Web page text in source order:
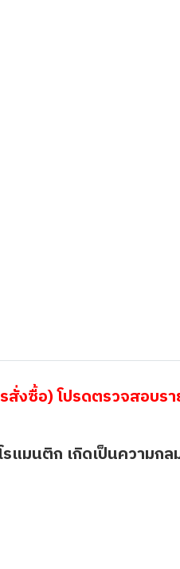
งซื้อ) โปรดตรวจสอบร
แมนติก เกิดเป็นความก